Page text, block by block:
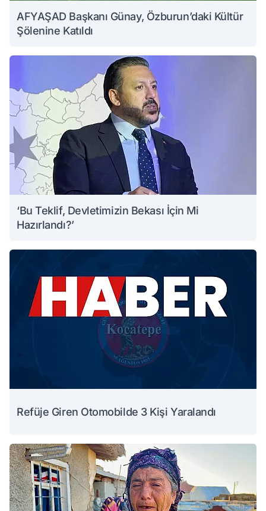
AFYAŞAD Başkanı Günay, Özburun’daki Kültür
Şölenine Katıldı
‘Bu Teklif, Devletimizin Bekası İçin Mi
Hazırlandı?’
Refüje Giren Otomobilde 3 Kişi Yaralandı